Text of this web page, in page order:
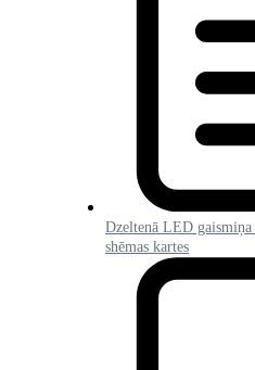
Dzeltenā LED gaismiņa
shēmas kartes